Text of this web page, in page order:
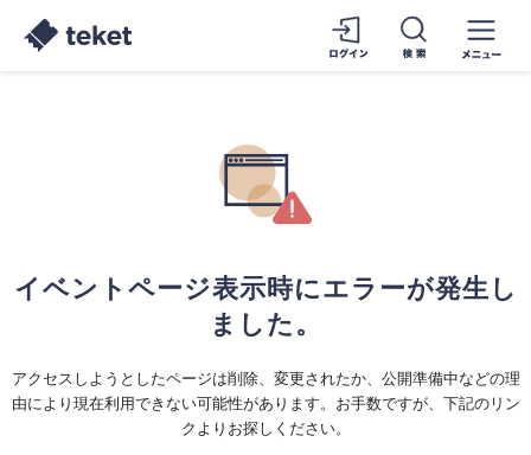
イベントページ表示時にエラーが発生し
ました。
アクセスしようとしたページは削除、変更されたか、公開準備中などの理
由により現在利用できない可能性があります。お手数ですが、下記のリン
クよりお探しください。